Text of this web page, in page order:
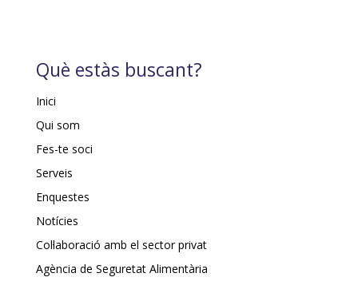
Què estàs buscant?
Inici
Qui som
Fes-te soci
Serveis
Enquestes
Notícies
Col·laboració amb el sector privat
Agència de Seguretat Alimentària